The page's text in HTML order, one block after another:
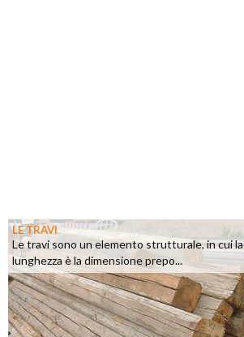
LE TRAVI
Le travi sono un elemento strutturale, in cui la
lunghezza è la dimensione prepo...